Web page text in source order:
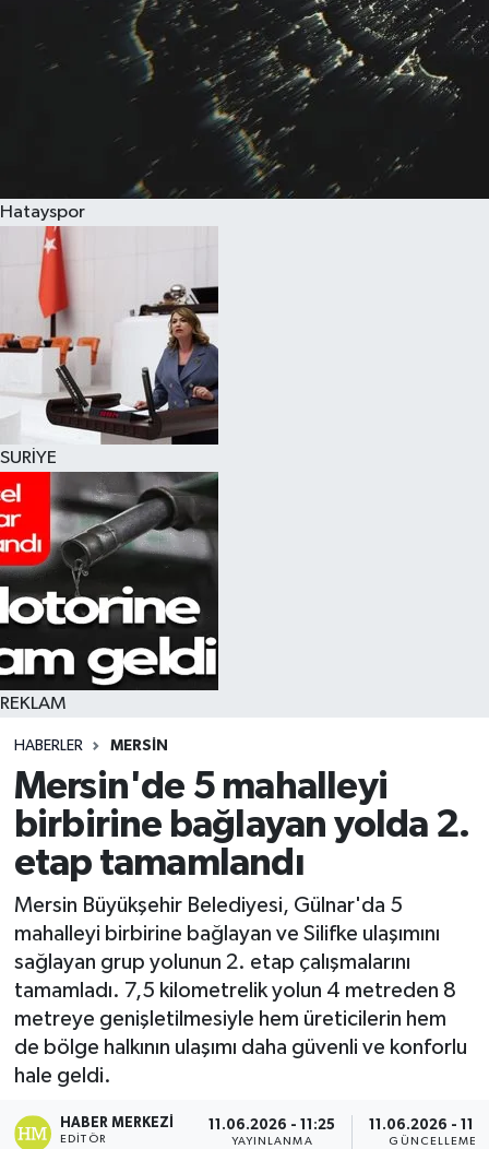
Hatayspor
SURİYE
REKLAM
HABERLER MERSIN
Mersin'de 5 mahalleyi
birbirine bağlayan yolda 2.
etap tamamlandı
Mersin Büyükşehir Belediyesi, Gülnar'da 5
mahalleyi birbirine bağlayan ve Silifke ulaşımını
sağlayan grup yolunun 2. etap çalışmalarını
tamamladı. 7,5 kilometrelik yolun 4 metreden 8
metreye genişletilmesiyle hem üreticilerin hem
de bölge halkının ulaşımı daha güvenli ve konforlu
hale geldi.
HABER MERKEZI
EDITÖR
11.06.2026 - 11:25
YAYINLANMA
11.06.2026 -
GÜNCELLEME